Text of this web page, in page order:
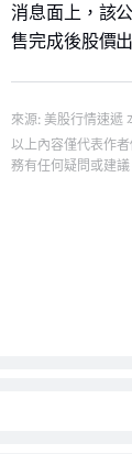
消息面上，該
售完成後股價
來源: 美股行情速遞
以上內容僅代表作
務有任何疑問或建議